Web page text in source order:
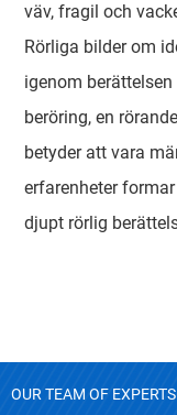
väv, fragil och
Rörliga bilder om
igenom
beröring, en
betyder att vara
erfarenheter
djupt rörlig
OUR TEAM OF